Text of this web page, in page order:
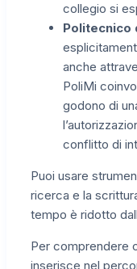
collegio si
Politecnico
anche
PoliMi
godono di
conflitto di
Puoi usare
ricerca e la
tempo è ridotto
Per comprendere
inserisce nel